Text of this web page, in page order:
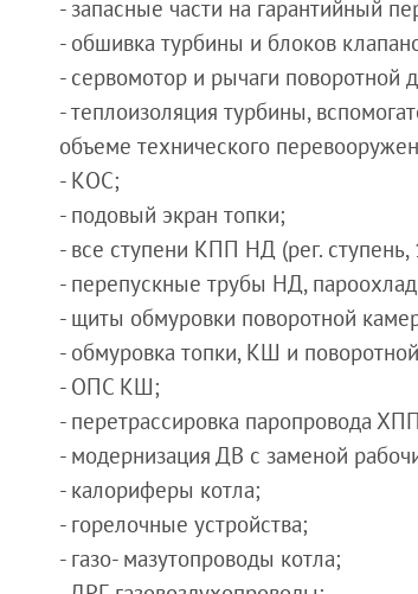
- запасные части на гарантийный
- обшивка турбины и блоков
- сервомотор и рычаги
- теплоизоляция турбины,
объеме технического
- КОС;
- подовый экран топки;
- все ступени КПП НД (рег. ступень,
- перепускные трубы НД,
- щиты обмуровки поворотной
- обмуровка топки, КШ и
- ОПС КШ;
- перетрассировка паропровода
- модернизация ДВ с заменой
- калориферы котла;
- горелочные устройства;
- газо- мазутопроводы котла;